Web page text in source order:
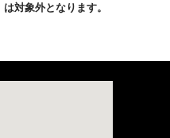
対象外となります。